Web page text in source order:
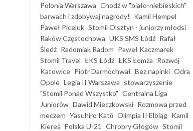
Polonia Warszawa Chodź w "biało-niebieskich"
barwach i zdobywaj nagrody!
Kamil Hempel
Paweł Piceluk Stomil Olsztyn - juniorzy młodsi
Raków Częstochowa UKS SMS Łódź Rafał
Śledź Radomiak Radom Paweł Kaczmarek
Stomil Travel ŁKS Łódź ŁKS Łomża Rozwój
Katowice Piotr Darmochwał Bez napinki Odra
Opole Legia II Warszawa stowarzyszenie
"Stomil Ponad Wszystko" Centralna Liga
Juniorów Dawid Mieczkowski Rozmowa przed
meczem Yasuhiro Katō Olimpia II Elbląg Kamil
Kiereś Polska U-21 Chrobry Głogów Stomil